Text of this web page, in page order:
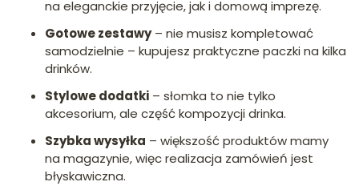
na eleganckie przyjęcie, jak i domową imprezę.
Gotowe zestawy– nie musisz kompletować
samodzielnie – kupujesz praktyczne paczki na kilka
drinków.
Stylowe dodatki – słomka to nie tylko
akcesorium, ale część kompozycji drinka.
Szybka wysyłka – większość produktów mamy
na magazynie, więc realizacja zamówień jest
błyskawiczna.